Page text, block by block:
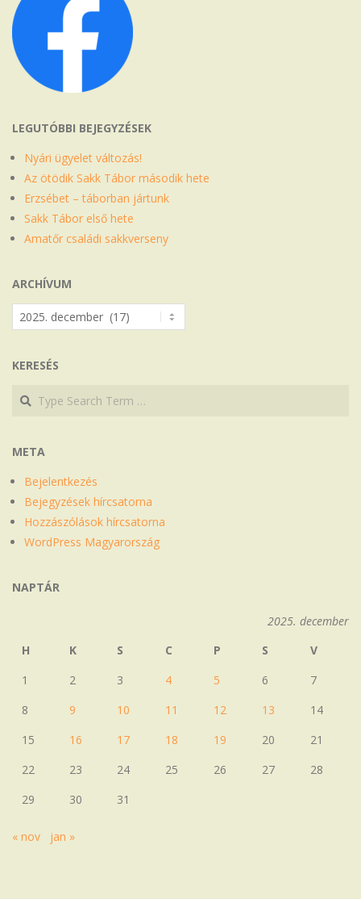
LEGUTÓBBI BEJEGYZÉSEK
Nyári ügyelet változás!
Az ötödik Sakk Tábor második hete
Erzsébet – táborban jártunk
Sakk Tábor első hete
Amatőr családi sakkverseny
ARCHÍVUM
Archívum
KERESÉS
Search
Search
META
Bejelentkezés
Bejegyzések hírcsatorna
Hozzászólások hírcsatorna
WordPress Magyarország
NAPTÁR
2025. december
H
K S C P S
V
1
2 3 4 5 6
7
8
9 10 11 12 13
14
15
16 17 18 19 20
21
22
23 24 25 26 27
28
29
30 31
« nov jan »